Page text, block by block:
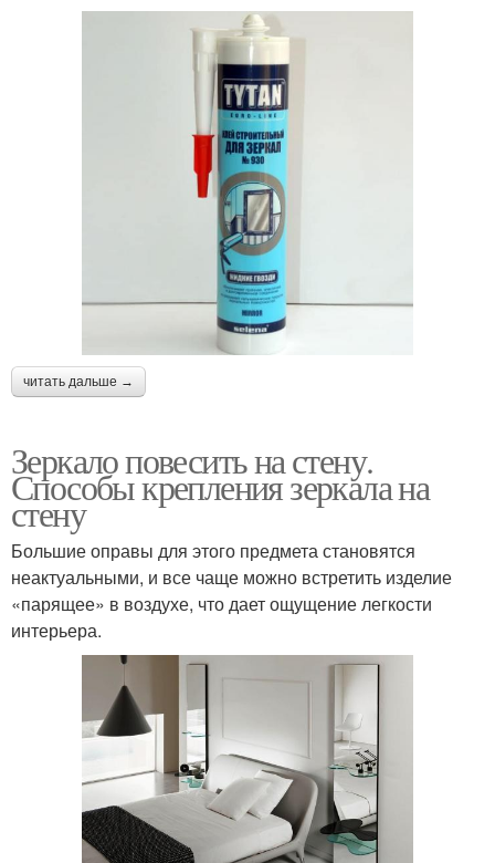
читать дальше →
Зеркало повесить на стену.
Способы крепления зеркала на
стену
Большие оправы для этого предмета становятся
неактуальными, и все чаще можно встретить изделие
«парящее» в воздухе, что дает ощущение легкости
интерьера.